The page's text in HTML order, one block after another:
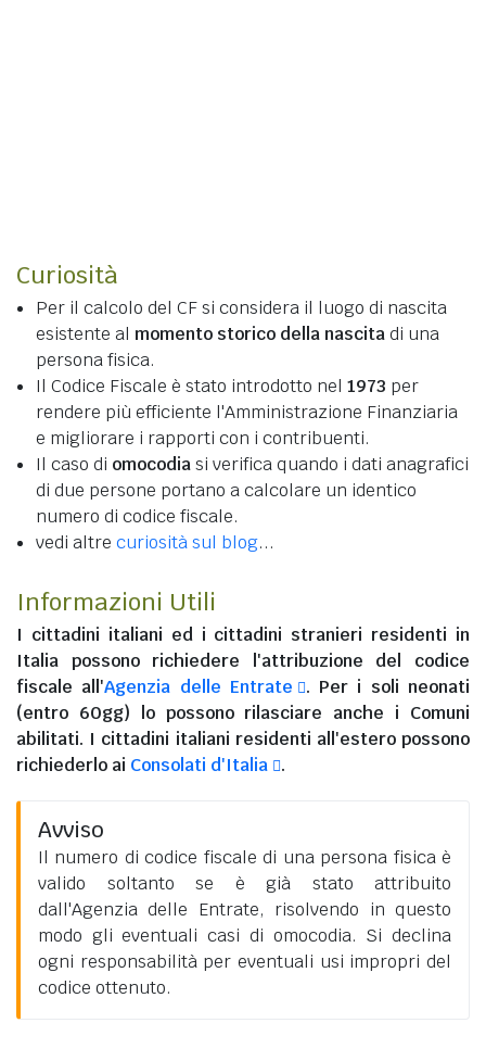
Curiosità
Per il calcolo del CF si considera il luogo di nascita
esistente al momento storico della nascitadi una
persona fisica.
Il Codice Fiscale è stato introdotto nel 1973 per
rendere più efficiente l'Amministrazione Finanziaria
e migliorare i rapporti con i contribuenti.
Il caso di omocodiasi verifica quando i dati anagrafici
di due persone portano a calcolare un identico
numero di codice fiscale.
vedi altre curiosità sul blog...
Informazioni Utili
I cittadini italiani ed i cittadini stranieri residenti in
Italia possono richiedere l'attribuzione del codice
fiscale all'Agenzia delle Entrate
. Per i soli neonati
(entro 60gg) lo possono rilasciare anche i Comuni
abilitati. I cittadini italiani residenti all'esteropossono
richiederlo ai Consolati d'Italia .
Avviso
Il numero di codice fiscale di una persona fisica è
valido soltanto se è già stato attribuito
dall'Agenzia delle Entrate, risolvendo in questo
modo gli eventuali casi di omocodia. Si declina
ogni responsabilità per eventuali usi impropri del
codice ottenuto.